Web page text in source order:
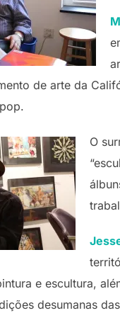
de arte da
O
e escultura,
desumanas